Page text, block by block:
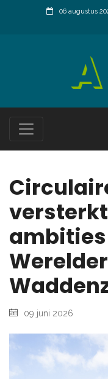
06 augustus
09 juni 2026